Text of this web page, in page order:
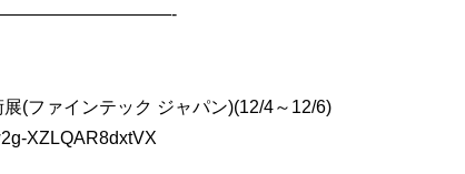
(ファインテック ジャパン)(12/4～12/6)
XZLQAR8dxtVX